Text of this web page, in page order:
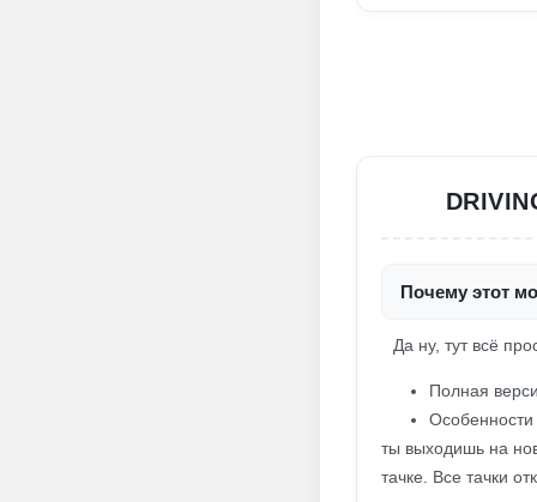
Почему этот
Да ну, тут всё
Полная
ты выходишь на
тачке. Все тачки